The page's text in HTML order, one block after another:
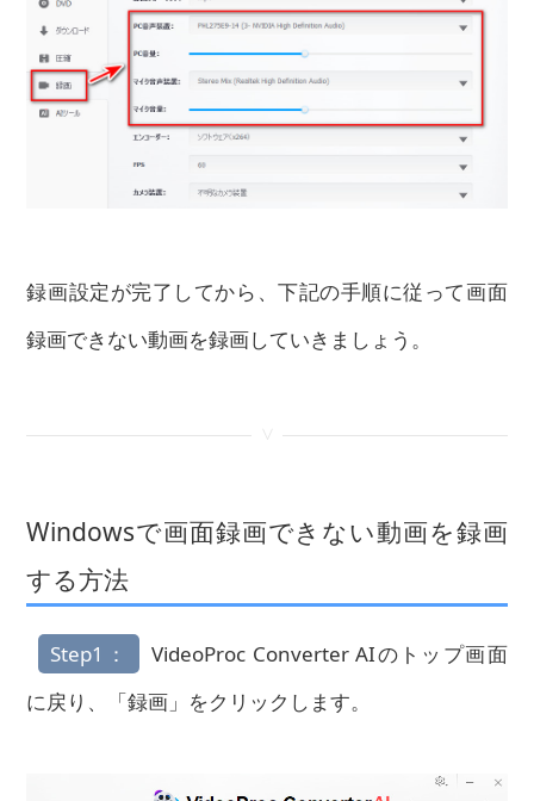
録画設定が完了してから、下記の手順に従って画面
録画できない動画を録画していきましょう。
Windowsで画面録画できない動画を録画
する方法
Step1：
VideoProc Converter AIのトップ画面
に戻り、「録画」をクリックします。